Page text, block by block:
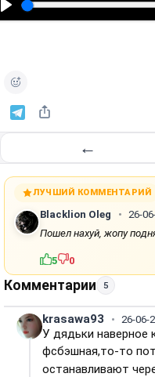
←
ЛУЧШИЙ КОММЕНТАРИЙ
Blacklion Oleg
26-
Пошел нахуй, жопу
5 0
Комментарии 5
krasawa93 26-06-
У дядьки наверное
фсбэшная,то-то
останавливают